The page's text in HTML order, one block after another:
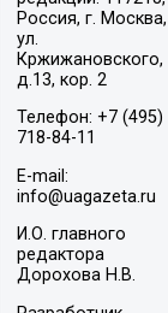
Россия, г. Москва,
ул.
Кржижановского,
д.13, кор. 2
Телефон: +7 (495)
718-84-11
E-mail:
info@uagazeta.ru
И.О. главного
редактора
Дорохова Н.В.